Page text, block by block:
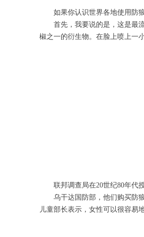
如果你认识世界各地使用防
首先，我要说的是，这是最
椒之一的衍生物。在脸上喷上一
联邦调查局在20世纪80年代
乌干达国防部，他们购买防
儿童部长表示，女性可以很容易